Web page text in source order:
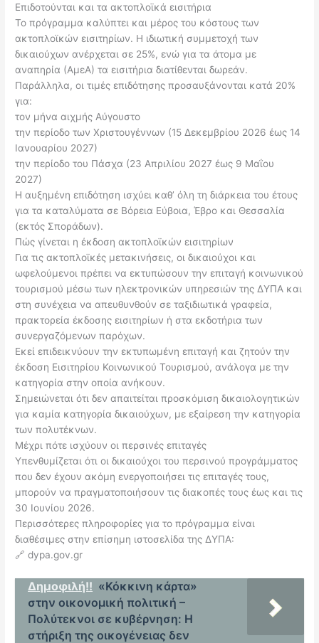
Επιδοτούνται και τα ακτοπλοϊκά εισιτήρια
Το πρόγραμμα καλύπτει και μέρος του κόστους των
ακτοπλοϊκών εισιτηρίων. Η ιδιωτική συμμετοχή των
δικαιούχων ανέρχεται σε 25%, ενώ για τα άτομα με
αναπηρία (ΑμεΑ) τα εισιτήρια διατίθενται δωρεάν.
Παράλληλα, οι τιμές επιδότησης προσαυξάνονται κατά 20%
για:
τον μήνα αιχμής Αύγουστο
την περίοδο των Χριστουγέννων (15 Δεκεμβρίου 2026 έως 14
Ιανουαρίου 2027)
την περίοδο του Πάσχα (23 Απριλίου 2027 έως 9 Μαΐου
2027)
Η αυξημένη επιδότηση ισχύει καθ’ όλη τη διάρκεια του έτους
για τα καταλύματα σε Βόρεια Εύβοια, Έβρο και Θεσσαλία
(εκτός Σποράδων).
Πώς γίνεται η έκδοση ακτοπλοϊκών εισιτηρίων
Για τις ακτοπλοϊκές μετακινήσεις, οι δικαιούχοι και
ωφελούμενοι πρέπει να εκτυπώσουν την επιταγή κοινωνικού
τουρισμού μέσω των ηλεκτρονικών υπηρεσιών της ΔΥΠΑ και
στη συνέχεια να απευθυνθούν σε ταξιδιωτικά γραφεία,
πρακτορεία έκδοσης εισιτηρίων ή στα εκδοτήρια των
συνεργαζόμενων παρόχων.
Εκεί επιδεικνύουν την εκτυπωμένη επιταγή και ζητούν την
έκδοση Εισιτηρίου Κοινωνικού Τουρισμού, ανάλογα με την
κατηγορία στην οποία ανήκουν.
Σημειώνεται ότι δεν απαιτείται προσκόμιση δικαιολογητικών
για καμία κατηγορία δικαιούχων, με εξαίρεση την κατηγορία
των πολυτέκνων.
Μέχρι πότε ισχύουν οι περσινές επιταγές
Υπενθυμίζεται ότι οι δικαιούχοι του περσινού προγράμματος
που δεν έχουν ακόμη ενεργοποιήσει τις επιταγές τους,
μπορούν να πραγματοποιήσουν τις διακοπές τους έως και τις
30 Ιουνίου 2026.
Περισσότερες πληροφορίες για το πρόγραμμα είναι
διαθέσιμες στην επίσημη ιστοσελίδα της ΔΥΠΑ:
🔗 dypa.gov.gr
Δημοφιλή!! «Κόκκινη κάρτα»
στην οικονομική πολιτική –
Πολύτεκνοι σε κυβέρνηση: Η
στήριξη της οικογένειας δεν